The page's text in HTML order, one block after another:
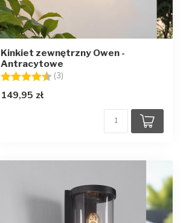
Kinkiet zewnętrzny Owen -
Antracytowe
Ocena:
(3)
149,95 zł